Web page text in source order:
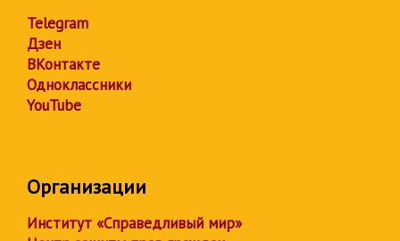
Telegram
Дзен
ВКонтакте
Одноклассники
YouTube
Организации
Институт «Справедливый мир»